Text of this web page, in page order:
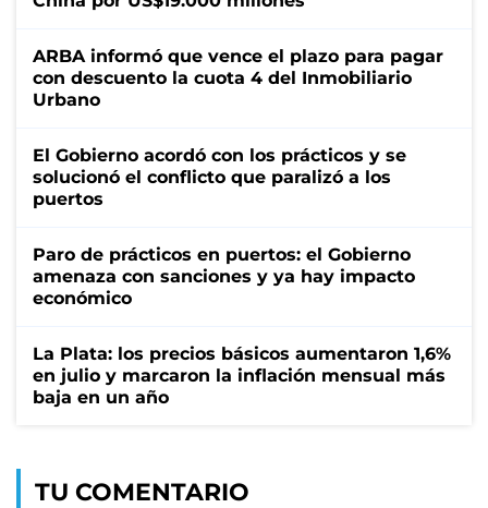
ARBA informó que vence el plazo para pagar
con descuento la cuota 4 del Inmobiliario
Urbano
El Gobierno acordó con los prácticos y se
solucionó el conflicto que paralizó a los
puertos
Paro de prácticos en puertos: el Gobierno
amenaza con sanciones y ya hay impacto
económico
La Plata: los precios básicos aumentaron 1,6%
en julio y marcaron la inflación mensual más
baja en un año
TU COMENTARIO